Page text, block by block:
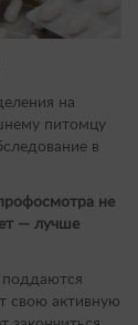
на
питомцу
в
не
— лучше
поддаются
свою активную